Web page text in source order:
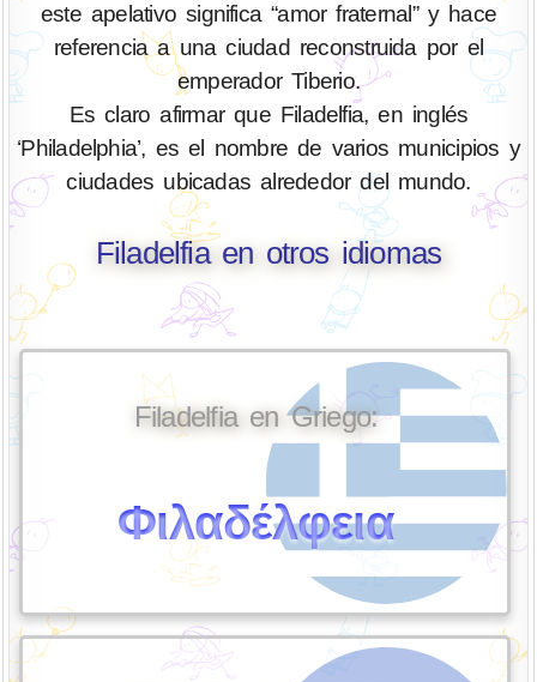
este apelativo significa “amor fraternal” y hace
referencia a una ciudad reconstruida por el
emperador Tiberio.
Es claro afirmar que Filadelfia, en inglés
‘Philadelphia’, es el nombre de varios municipios y
ciudades ubicadas alrededor del mundo.
Filadelfia en otros idiomas
Filadelfia en Griego:
Φιλαδέλφεια